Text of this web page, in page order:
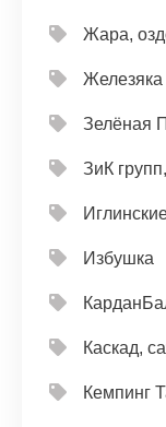
Жара,
Железяка
Зелёная
ЗиК
Избушка
Каскад,
Кемпинг